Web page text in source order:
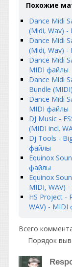
Похожие
Dance Midi
(Midi, Wav)
Dance Midi
(Midi, Wav)
Dance Midi
MIDI файлы
Dance Midi
Bundle
Dance Midi
MIDI файлы
DJ Music -
(MIDI incl.
Dj Tools -
файлы
Equinox
файлы
Equinox
MIDI, WAV)
HS Project -
WAV) - MIDI
Всего
Порядок